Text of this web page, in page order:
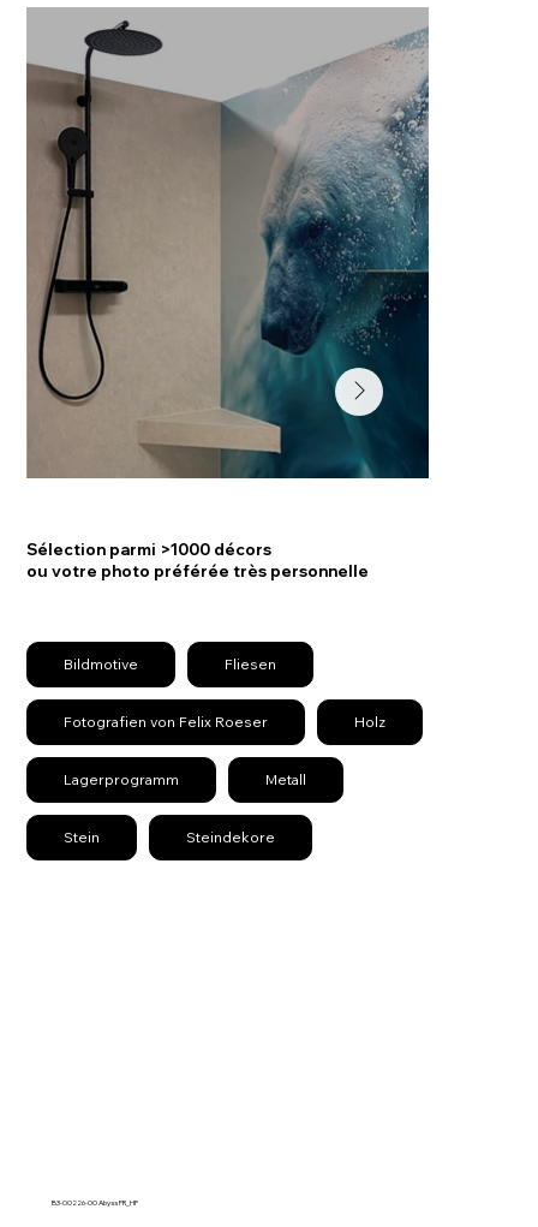
Sélection parmi >1000 décors
ou votre photo préférée très personnelle
B3-00226-00 Abyss FR_HP
Bildmotive Fliesen
Fotografien von Felix Roeser Holz
Lagerprogramm Metall
Stein Steindekore